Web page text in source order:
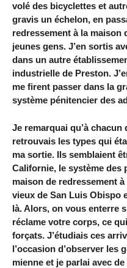
volé des bicyclettes et
gravis un échelon, en
redressement à la
jeunes gens. J’en sortis
dans un autre
industrielle de Preston.
me firent passer dans la
système pénitencier des
Je remarquai qu’à
retrouvais les types qui
ma sortie. Ils semblaient
Californie, le système des
maison de redressement
vieux de San Luis Obispo
là. Alors, on vous enterre
réclame votre corps, ce
forçats. J’étudiais ces
l’occasion d’observer les
mienne et je parlai avec